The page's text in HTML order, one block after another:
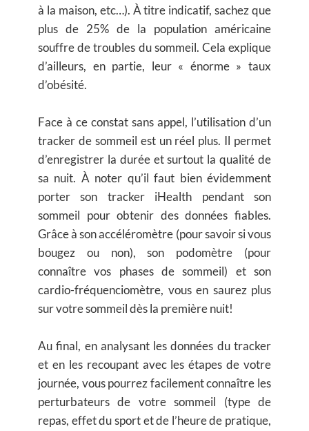
à la maison, etc…). À titre indicatif, sachez que
plus de 25% de la population américaine
souffre de troubles du sommeil. Cela explique
d’ailleurs, en partie, leur « énorme » taux
d’obésité.
Face à ce constat sans appel, l’utilisation d’un
tracker de sommeil est un réel plus. Il permet
d’enregistrer la durée et surtout la qualité de
sa nuit. À noter qu’il faut bien évidemment
porter son tracker iHealth pendant son
sommeil pour obtenir des données fiables.
Grâce à son accéléromètre (pour savoir si vous
bougez ou non), son podomètre (pour
connaître vos phases de sommeil) et son
cardio-fréquenciomètre, vous en saurez plus
sur votre sommeil dès la première nuit!
Au final, en analysant les données du tracker
et en les recoupant avec les étapes de votre
journée, vous pourrez facilement connaître les
perturbateurs de votre sommeil (type de
repas, effet du sport et de l’heure de pratique,